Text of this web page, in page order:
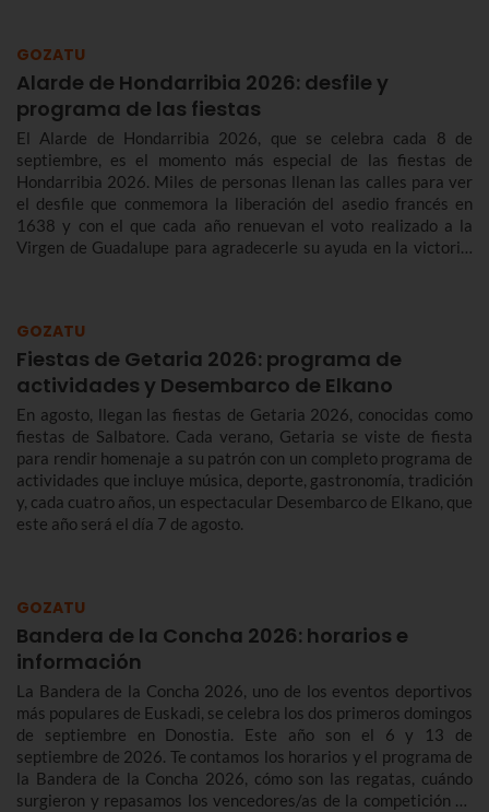
GOZATU
Alarde de Hondarribia 2026: desfile y
programa de las fiestas
El Alarde de Hondarribia 2026, que se celebra cada 8 de
septiembre, es el momento más especial de las fiestas de
Hondarribia 2026. Miles de personas llenan las calles para ver
el desfile que conmemora la liberación del asedio francés en
1638 y con el que cada año renuevan el voto realizado a la
Virgen de Guadalupe para agradecerle su ayuda en la victoria.
septiembre.
GOZATU
Fiestas de Getaria 2026: programa de
actividades y Desembarco de Elkano
En agosto, llegan las fiestas de Getaria 2026, conocidas como
fiestas de Salbatore. Cada verano, Getaria se viste de fiesta
para rendir homenaje a su patrón con un completo programa de
actividades que incluye música, deporte, gastronomía, tradición
y, cada cuatro años, un espectacular Desembarco de Elkano, que
este año será el día 7 de agosto.
GOZATU
Bandera de la Concha 2026: horarios e
información
La Bandera de la Concha 2026, uno de los eventos deportivos
más populares de Euskadi, se celebra los dos primeros domingos
de septiembre en Donostia. Este año son el 6 y 13 de
septiembre de 2026. Te contamos los horarios y el programa de
la Bandera de la Concha 2026, cómo son las regatas, cuándo
surgieron y repasamos los vencedores/as de la competición de